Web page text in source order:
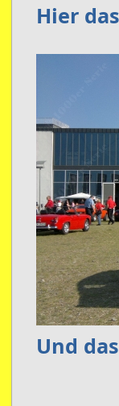
Hier
Und